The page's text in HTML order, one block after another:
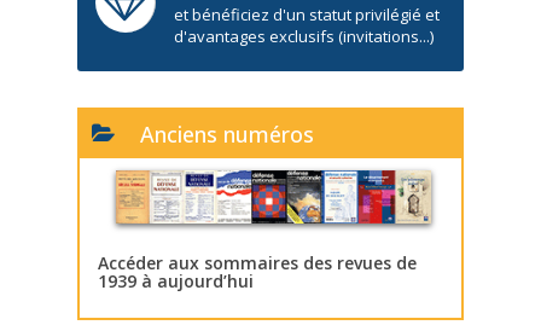
et bénéficiez d'un statut privilégié et
d'avantages exclusifs (invitations...)
Anciens numéros
Accéder aux sommaires des revues de
1939 à aujourd’hui